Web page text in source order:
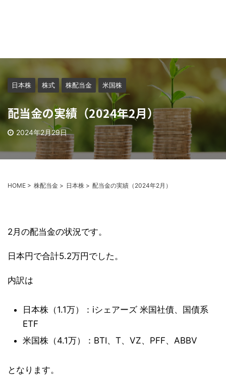
日本株 株式 株配当金 米国株
配当金の実績（2024年2月）
2024年2月29日
HOME > 株配当金 > 日本株 > 配当金の実績（2024年2月）
2月の配当金の状況です。
日本円で合計5.2万円でした。
内訳は
日本株（1.1万）：iシェアーズ 米国社債、国債系
ETF
米国株（4.1万）：BTI、T、VZ、PFF、ABBV
となります。